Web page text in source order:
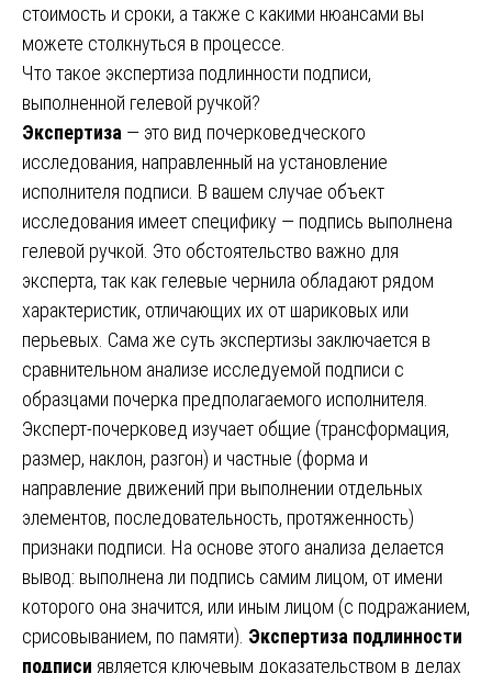
стоимость и сроки, а также с какими нюансами вы
можете столкнуться в процессе.
Что такое экспертиза подлинности подписи,
выполненной гелевой ручкой?
Экспертиза — это вид почерковедческого
исследования, направленный на установление
исполнителя подписи. В вашем случае объект
исследования имеет специфику — подпись выполнена
гелевой ручкой. Это обстоятельство важно для
эксперта, так как гелевые чернила обладают рядом
характеристик, отличающих их от шариковых или
перьевых. Сама же суть экспертизы заключается в
сравнительном анализе исследуемой подписи с
образцами почерка предполагаемого исполнителя.
Эксперт-почерковед изучает общие (трансформация,
размер, наклон, разгон) и частные (форма и
направление движений при выполнении отдельных
элементов, последовательность, протяженность)
признаки подписи. На основе этого анализа делается
вывод: выполнена ли подпись самим лицом, от имени
которого она значится, или иным лицом (с подражанием,
срисовыванием, по памяти). Экспертиза подлинности
подписи является ключевым доказательством в делах